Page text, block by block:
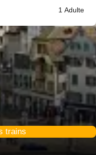
1 Adulte
trains